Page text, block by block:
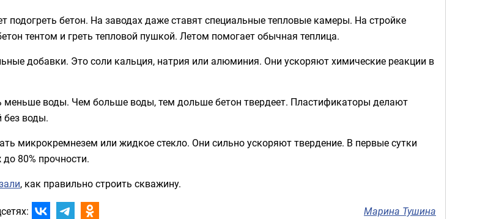
подогреть бетон. На заводах даже ставят специальные тепловые камеры. На стройке
тентом и греть тепловой пушкой. Летом помогает обычная теплица.
добавки. Это соли кальция, натрия или алюминия. Они ускоряют химические реакции в
меньше воды. Чем больше воды, тем дольше бетон твердеет. Пластификаторы делают
без воды.
микрокремнезем или жидкое стекло. Они сильно ускоряют твердение. В первые сутки
80% прочности.
, как правильно строить скважину.
Марина Тушина